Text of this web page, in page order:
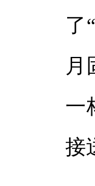
了
月
一
接